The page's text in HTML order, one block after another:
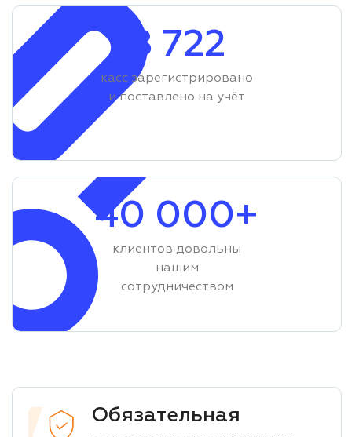
8 722
касс зарегистрировано
и поставлено на учёт
40 000+
клиентов довольны
нашим
сотрудничеством
Обязательная